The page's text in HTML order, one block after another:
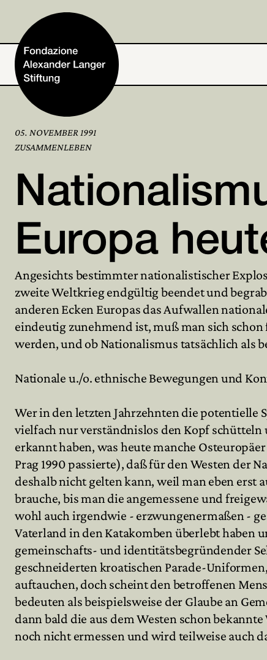
Home
Stiftung
Tätigkeiten und Projekte
Alexander Langer
Archiv
Mitmachen
05. NOVEMBER 1991
ZUSAMMENLEBEN
Europa
Angesichts bestimmter nationalistischer
zweite Weltkrieg endgültig beendet und
anderen Ecken Europas das Aufwallen
eindeutig zunehmend ist, muß man sich
werden, und ob Nationalismus tatsächlich als
Nationale u./o. ethnische Bewegungen und
Wer in den letzten Jahrzehnten die
vielfach nur verständnislos den Kopf
erkannt haben, was heute manche
Prag 1990 passierte), daß für den Westen der
deshalb nicht gelten kann, weil man eben erst
brauche, bis man die angemessene und
wohl auch irgendwie - erzwungenermaßen -
Vaterland in den Katakomben überlebt haben
gemeinschafts- und identitätsbegründender
geschneiderten kroatischen Parade-
auftauchen, doch scheint den betroffenen
bedeuten als beispielsweise der Glaube an
dann bald die aus dem Westen schon
noch nicht ermessen und wird teilweise auch